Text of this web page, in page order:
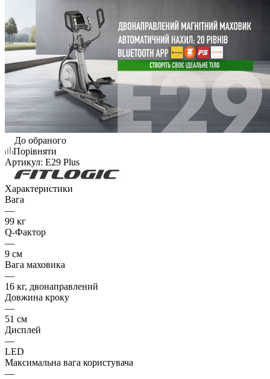
До обраного
Порівняти
Артикул: E29 Plus
Характеристики
Вага
—
99 кг
Q-Фактор
—
9 см
Вага маховика
—
16 кг, двонаправлений
Довжина кроку
—
51 см
Дисплей
—
LED
Максимальна вага користувача
—